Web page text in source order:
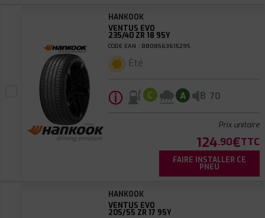
HANKOOK
VENTUS EVO
235/40 ZR 18 95Y
CODE EAN : 8808563615295
Été
ⓘ C A B 70
Prix unitaire
124.90€TTC
FAIRE INSTALLER CE
PNEU
HANKOOK
VENTUS EVO
205/55 ZR 17 95Y